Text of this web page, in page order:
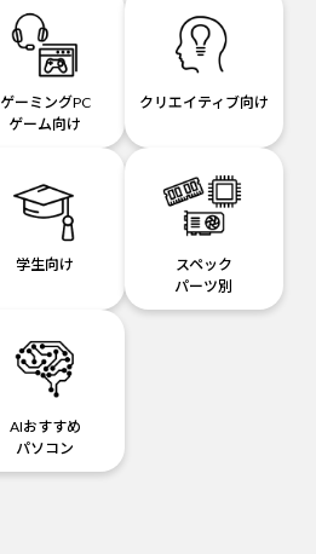
ゲーミングPC
ゲーム向け
クリエイティブ向け
学生向け
スペック
パーツ別
AIおすすめ
パソコン